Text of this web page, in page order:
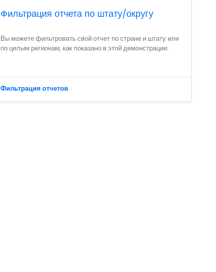
Фильтрация отчета по штату/округу
Вы можете фильтровать свой отчет по стране и штату или
по целым регионам, как показано в этой демонстрации.
Фильтрация отчетов